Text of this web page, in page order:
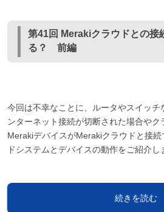
第41回 Merakiクラウドとの接
る？ 前編
今回は不幸なことに、ルータやスイッチ
ンターネット接続が切断された場合やク
MerakiデバイスがMerakiクラウドと接
ドシステムとデバイスの動作をご紹介し
続きを読む